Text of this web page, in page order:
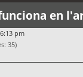
en
pm
35)